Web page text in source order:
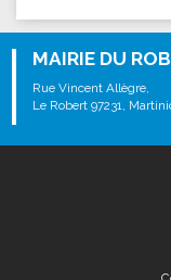
MAIRIE DU
Rue Vincent Allègre,
Le Robert 97231,